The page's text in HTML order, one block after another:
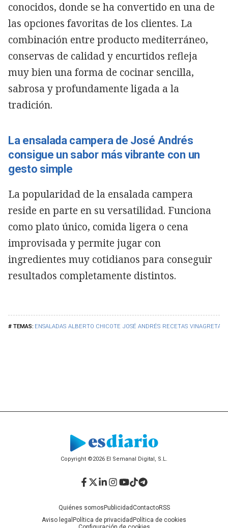
ENSALADAS ALBERTO CHICOTE JOSÉ ANDRÉS RECETAS VINAGRETA
conocidos, donde se ha convertido en una de
las opciones favoritas de los clientes. La
combinación entre producto mediterráneo,
conservas de calidad y encurtidos refleja
muy bien una forma de cocinar sencilla,
sabrosa y profundamente ligada a la
tradición.
La ensalada campera de José Andrés
consigue un sabor más vibrante con un
gesto simple
La popularidad de la ensalada campera
reside en parte en su versatilidad. Funciona
como plato único, comida ligera o cena
improvisada y permite jugar con
ingredientes muy cotidianos para conseguir
resultados completamente distintos.
Copyright ©2026 El Semanal Digital, S.L.
Quiénes somosPublicidadContactoRSS
Aviso legal Política de privacidadPolítica de cookies
Facebook
Twitter
LinkedIn
Instagram
YouTube
TikTok
Telegram